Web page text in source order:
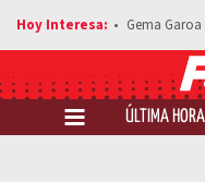
Gema Garoa
ÚLTIMA HORA